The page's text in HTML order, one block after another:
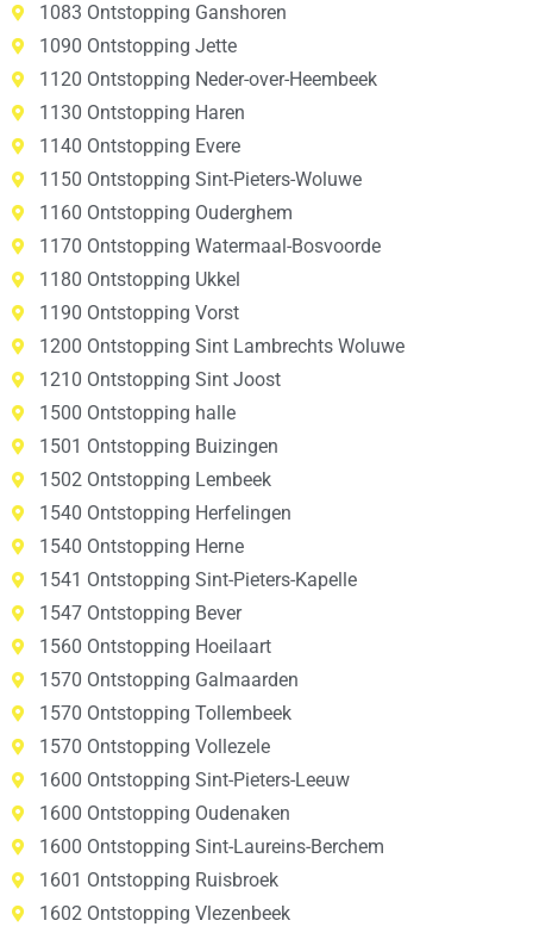
1083 Ontstopping Ganshoren
1090 Ontstopping Jette
1120 Ontstopping Neder-over-Heembeek
1130 Ontstopping Haren
1140 Ontstopping Evere
1150 Ontstopping Sint-Pieters-Woluwe
1160 Ontstopping Ouderghem
1170 Ontstopping Watermaal-Bosvoorde
1180 Ontstopping Ukkel
1190 Ontstopping Vorst
1200 Ontstopping Sint Lambrechts Woluwe
1210 Ontstopping Sint Joost
1500 Ontstopping halle
1501 Ontstopping Buizingen
1502 Ontstopping Lembeek
1540 Ontstopping Herfelingen
1540 Ontstopping Herne
1541 Ontstopping Sint-Pieters-Kapelle
1547 Ontstopping Bever
1560 Ontstopping Hoeilaart
1570 Ontstopping Galmaarden
1570 Ontstopping Tollembeek
1570 Ontstopping Vollezele
1600 Ontstopping Sint-Pieters-Leeuw
1600 Ontstopping Oudenaken
1600 Ontstopping Sint-Laureins-Berchem
1601 Ontstopping Ruisbroek
1602 Ontstopping Vlezenbeek